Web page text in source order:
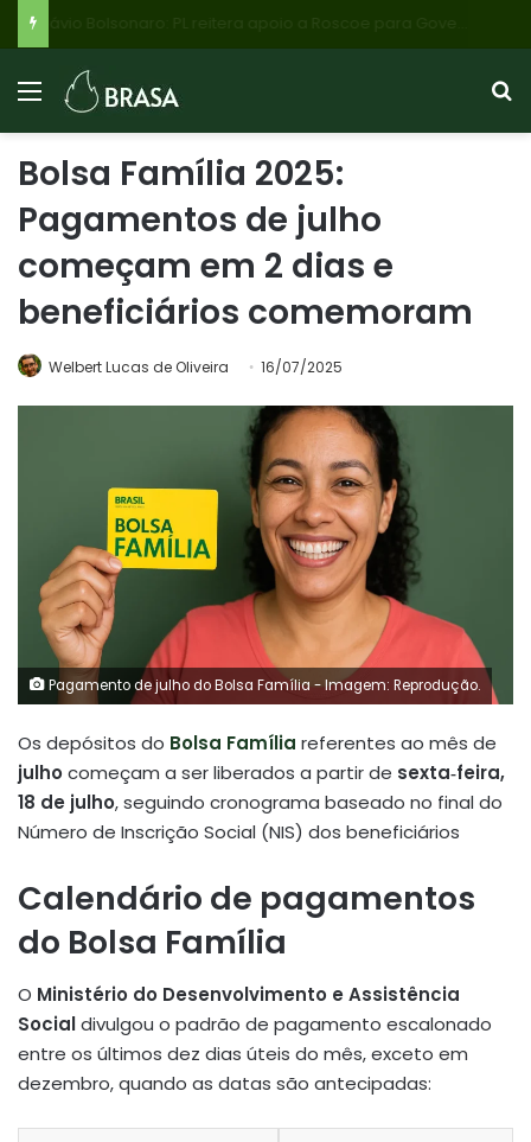
Bolsa Família 2025:
Pagamentos de julho
começam em 2 dias e
beneficiários comemoram
Welbert Lucas de Oliveira 16/07/2025
Pagamento de julho do Bolsa Família - Imagem: Reprodução.
Os depósitos do Bolsa Família referentes ao mês de
julho começam a ser liberados a partir de sexta‑feira,
18 de julho, seguindo cronograma baseado no final do
Número de Inscrição Social (NIS) dos beneficiários
Calendário de pagamentos
do Bolsa Família
O Ministério do Desenvolvimento e Assistência
Socialdivulgou o padrão de pagamento escalonado
entre os últimos dez dias úteis do mês, exceto em
dezembro, quando as datas são antecipadas: